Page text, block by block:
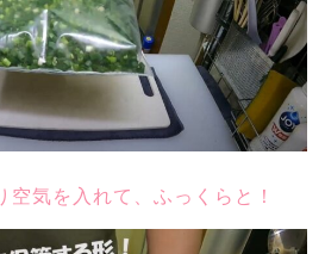
空気を入れて、ふっくらと！